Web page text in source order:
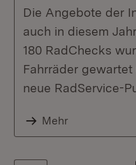
Die Angebote der
auch in diesem
180 RadChecks
Fahrräder gewartet
neue RadService-
Mehr